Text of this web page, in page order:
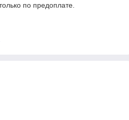
по предоплате.